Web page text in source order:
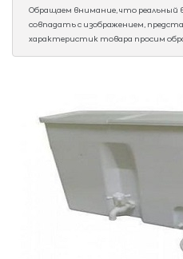
Обращаем внимание, что реальный
совпадать с изображением,
характеристик товара просим